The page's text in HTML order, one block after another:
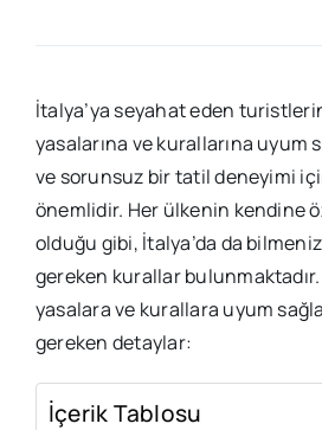
İtalya’ya seyahat eden
yasalarına ve kurallarına uyum
ve sorunsuz bir tatil deneyimi
önemlidir. Her ülkenin kendine
olduğu gibi, İtalya’da da
gereken kurallar bulunmaktadır.
yasalara ve kurallara uyum
gereken detaylar:
İçerik Tablosu